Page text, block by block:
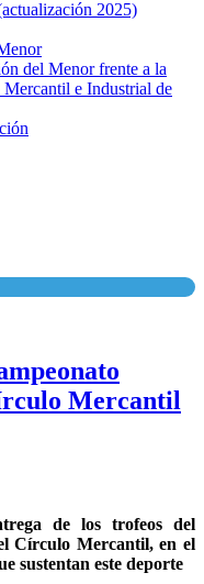
2025)
del Menor frente a la
e Industrial de
Mercantil
de los trofeos del
Círculo Mercantil, en el
sustentan este deporte